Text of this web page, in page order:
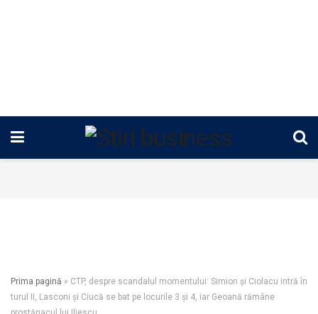
Prima pagină » CTP, despre scandalul momentului: Simion și Ciolacu intră în
turul II, Lasconi și Ciucă se bat pe locurile 3 și 4, iar Geoană rămâne